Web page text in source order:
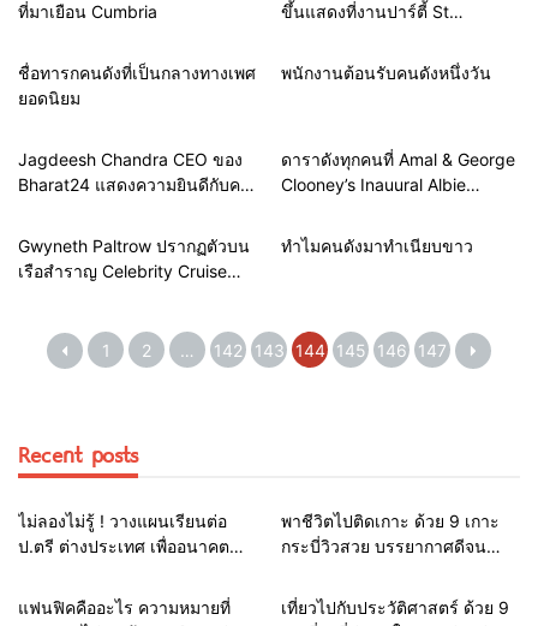
ที่มาเยือน Cumbria
ขึ้นแสดงที่งานปาร์ตี้ St
ชื่อทารกคนดังที่เป็นกลางทางเพศ
ยอดนิยม
พนักงานต้อนรับคนดังหนึ่งวัน
Jagdeesh Chandra CEO ของ
Bharat24 แสดงความยินดีกับคน
ดาราดังทุกคนที่ Amal & George
Clooney’s Inauural Albie
Gwyneth Paltrow ปรากฏตัวบน
เรือสำราญ Celebrity Cruise
ทำไมคนดังมาทำเนียบขาว
1 2 … 142 143 144 145 146 147
Recent posts
สาระน่ารู้
ไม่ลองไม่รู้ ! วางแผนเรียนต่อ
ป.ตรี ต่างประเทศ เพื่ออนาคต
ท่องเที่ยว
พาชีวิตไปติดเกาะ ด้วย 9 เกาะ
กระบี่วิวสวย บรรยากาศดีจน
สาระน่ารู้
แฟนฟิคคืออะไร ความหมายที่
ท่องเที่ยว
เที่ยวไปกับประวัติศาสตร์ ด้วย 9